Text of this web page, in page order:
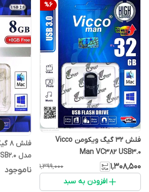
%6
فلش 32 گیگ ویکومن Vicco
Man VC382 USB3.0
۱٬۳۰۸٬۵۰۰ ۱٬۳۹۹٬۰۰۰
افزودن به سبد
مدل VC364 USB2.0 + هدیه 8GB
ناموجود